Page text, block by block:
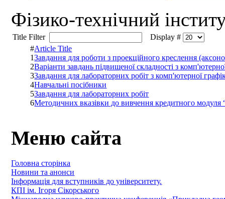
Фiзико-технiчний
Title Filter
Display #
#Article Title
1Завдання для роботи з проекційного креслення
2Варіанти завдань підвищеної складності з
3Завдання для лабораторних робіт з комп'ютерної
4Навчальні посібники
5Завдання для лабораторних робіт
6Методичних вказівки до вивчення кредитного модуля
Меню сайта
Головна сторінка
Новини та анонси
Інформація для вступників до університету.
КПІ ім. Ігоря Сікорського